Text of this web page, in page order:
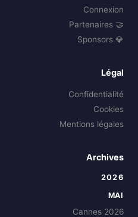
Connexion
🤝 Partenaires
💎 Sponsors
Légal
Confidentialité
Cookies
Mentions légales
Archives
2026
MAI
Cannes 2026